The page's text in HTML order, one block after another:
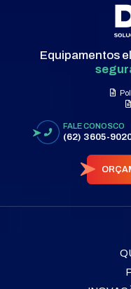
Equipamentos
FALE CONOSCO
(62) 3605-